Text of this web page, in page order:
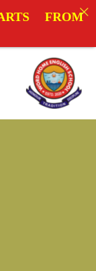
FROM